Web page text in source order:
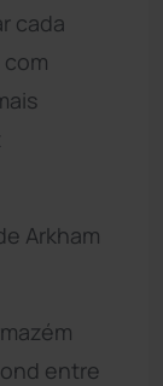
cada
Arkham
entre